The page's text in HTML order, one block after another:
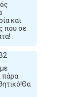
και
που σε
πάρα